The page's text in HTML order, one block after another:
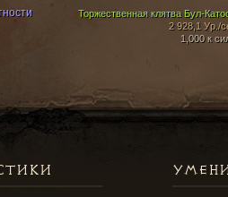
Торжественная клятва Бул-
2 928,1 Ур./
1,000 к